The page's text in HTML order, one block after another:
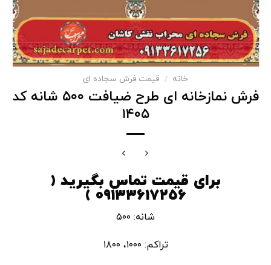
خانه / قیمت فرش سجاده ای
فرش نمازخانه ای طرح ضیافت ۵۰۰ شانه کد
۱۴۰۵
برای قیمت تماس بگیرید (
۰۹۱۳۳۶۱۷۲۵۶ )
شانه: ۵۰۰
تراکم: ۱۰۰۰، ۱۸۰۰